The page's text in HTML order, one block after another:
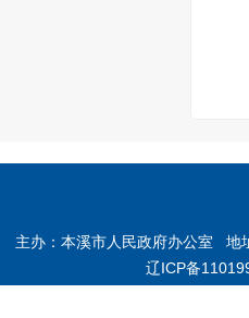
主办：本溪市人民政府办公室 地
辽ICP备